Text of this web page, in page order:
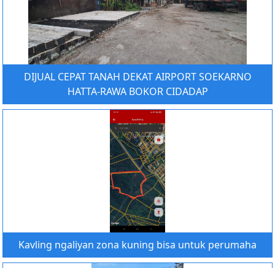
DIJUAL CEPAT TANAH DEKAT AIRPORT SOEKARNO
HATTA-RAWA BOKOR CIDADAP
Kavling ngaliyan zona kuning bisa untuk perumaha